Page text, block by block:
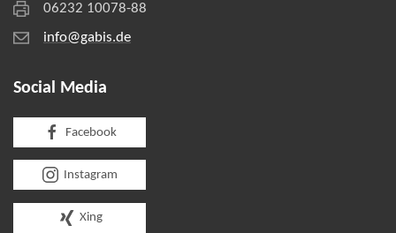
06232 10078-88
info@gabis.de
Social Media
Facebook
Instagram
Xing